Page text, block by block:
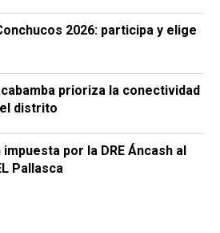
2026: participa y elige
prioriza la conectividad
distrito
por la DRE Áncash al
Pallasca